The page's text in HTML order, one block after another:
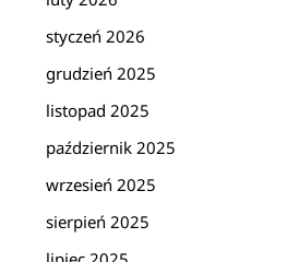
styczeń 2026
grudzień 2025
listopad 2025
październik 2025
wrzesień 2025
sierpień 2025